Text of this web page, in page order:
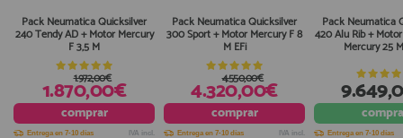
Pack Neumatica Quicksilver
240 Tendy AD + Motor Mercury
F 3,5 M
1.870,00€
1.972,00€
comprar
Entrega en 7-10 días IVA incl.
Pack Neumatica Quicksilver
300 Sport + Motor Mercury F 8
M EFi
4.320,00€
4.550,00€
comprar
Entrega en 7-10 días IVA incl.
Pack Neumatica
420 Alu Rib +
Mercury 25
Entrega en 7-10 días